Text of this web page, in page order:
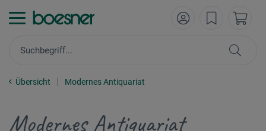
Übersicht Modernes Antiquariat
Modernes Antiquariat